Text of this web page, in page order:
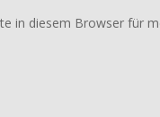
in diesem Browser für